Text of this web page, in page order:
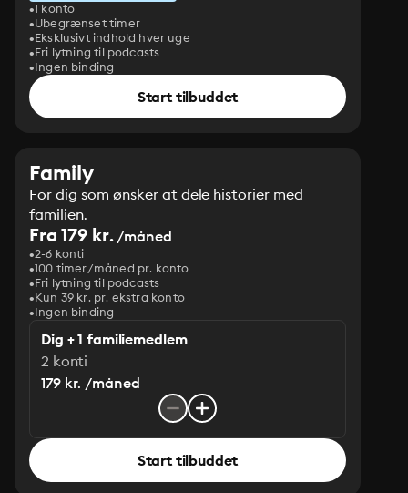
1 konto
Ubegrænset timer
Eksklusivt indhold hver uge
Fri lytning til podcasts
Ingen binding
Start tilbuddet
Family
For dig som ønsker at dele historier med
familien.
Fra 179 kr./måned
2-6 konti
100 timer/måned pr. konto
Fri lytning til podcasts
Kun 39 kr. pr. ekstra konto
Ingen binding
Dig + 1 familiemedlem
2 konti
179 kr. /måned
Start tilbuddet